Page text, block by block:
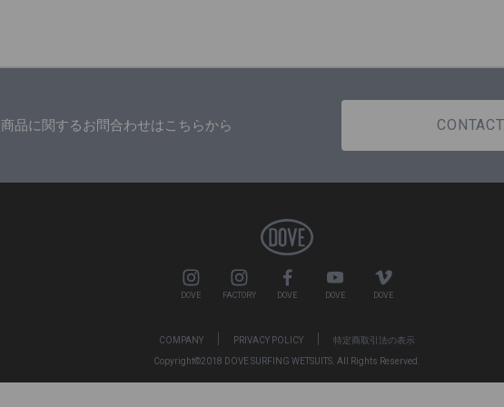
商品に関するお問合わせはこちらから
DOVE FACTORY DOVE DOVE DOVE
COMPANY PRIVACY POLICY 特定商取引法の表示
Copyright©2018 DOVE SURFING WETSUITS. All Rights Reserved.